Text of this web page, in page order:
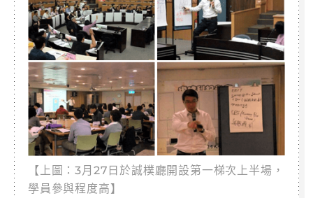
【上圖：3月27日於誠樸廳開設第一梯次上半場，
學員參與程度高】